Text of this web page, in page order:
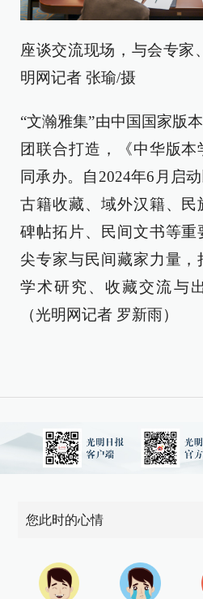
座谈交流现场，与会专家
明网记者 张瑜/摄
“文瀚雅集”由中国国家版
团联合打造，《中华版
同承办。自2024年6月启
古籍收藏、域外汉籍、民
碑帖拓片、民间文书等
尖专家与民间藏家力量，
学术研究、收藏交流与
（光明网记者 罗新雨）
您此时的心情